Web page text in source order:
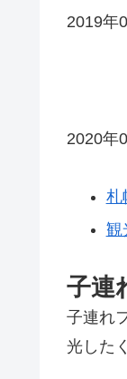
2019年
2020年
札
観
子連
子連れ
光した